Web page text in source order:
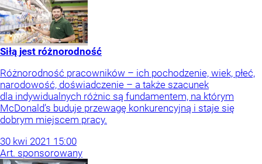
Siłą jest różnorodność
Różnorodność pracowników – ich pochodzenie, wiek, płeć,
narodowość, doświadczenie – a także szacunek
dla indywidualnych różnic są fundamentem, na którym
McDonald’s buduje przewagę konkurencyjną i staje się
dobrym miejscem pracy.
30 kwi 2021 15:00
Art. sponsorowany